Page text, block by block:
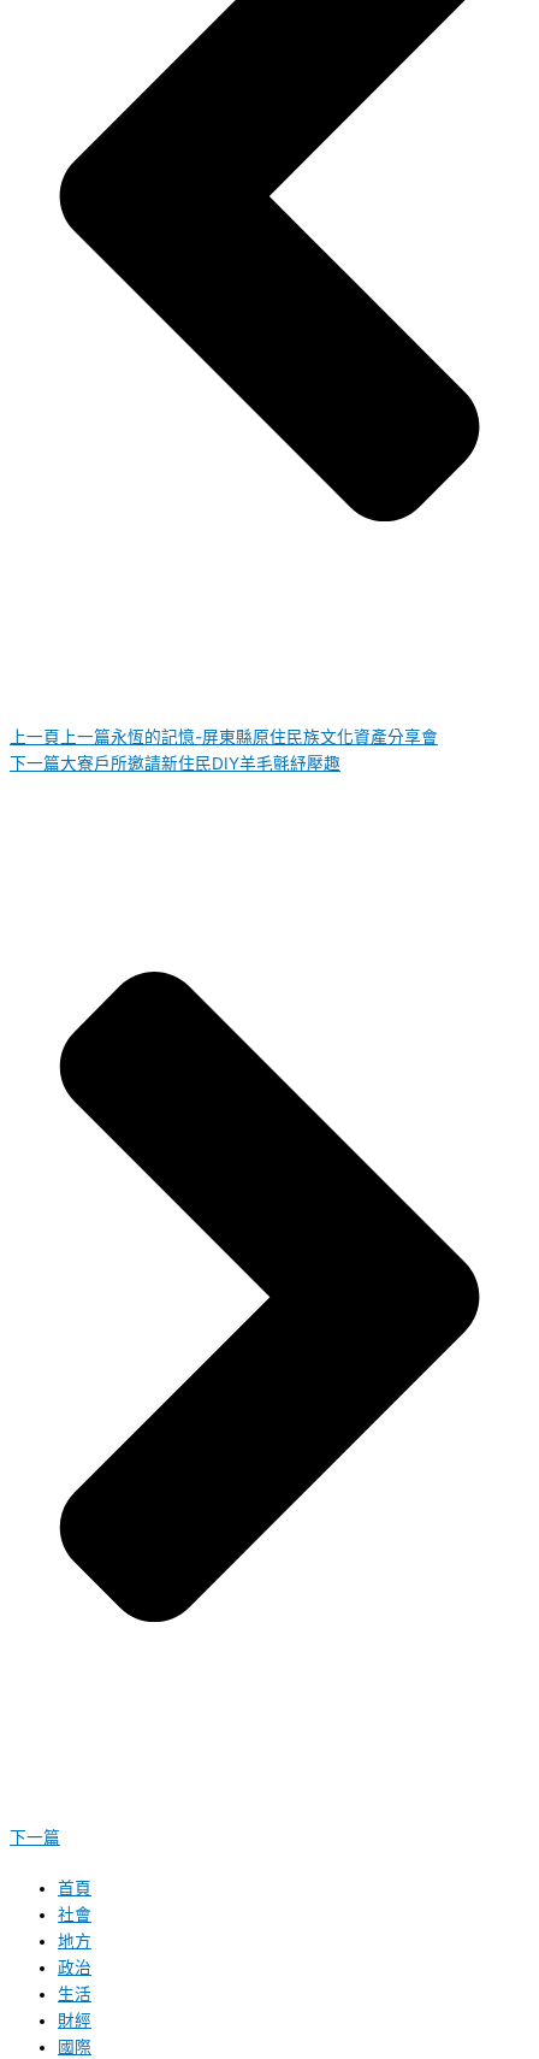
上一頁 上一篇永恆的記憶-屏東縣原住民族文化資產分享會
下一篇大寮戶所邀請新住民DIY羊毛氈紓壓趣
下一篇
首頁
社會
地方
政治
生活
財經
國際